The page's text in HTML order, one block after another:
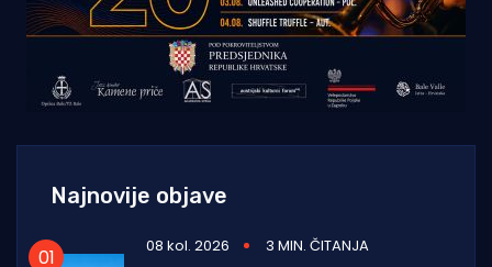
Najnovije objave
08 kol. 2026
3 MIN. ČITANJA